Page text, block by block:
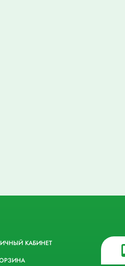
КАБИНЕТ